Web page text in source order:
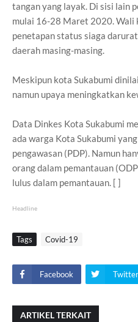
tangan yang layak. Di sisi lain
mulai 16-28 Maret 2020. Wali
penetapan status siaga
daerah masing-masing.
Meskipun kota Sukabumi
namun upaya meningkatkan
Data Dinkes Kota Sukabumi
ada warga Kota Sukabumi
pengawasan (PDP). Namun
orang dalam pemantauan
lulus dalam pemantauan. [ ]
Headline
Tags Covid-19
Facebook Twitter
ARTIKEL TERKAIT